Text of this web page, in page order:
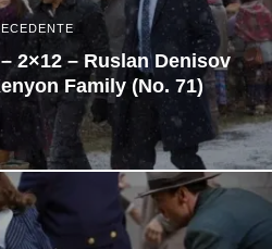
2×12 – Ruslan Denisov
Family (No. 71)